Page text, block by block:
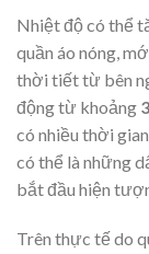
Nhiệt độ có thể
quần áo nóng,
thời tiết từ bên
động từ khoảng
có nhiều thời
có thể là những
bắt đầu hiện
Trên thực tế do